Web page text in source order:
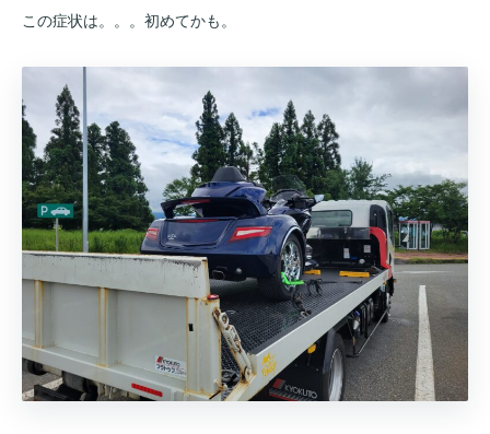
この症状は。。。初めてかも。